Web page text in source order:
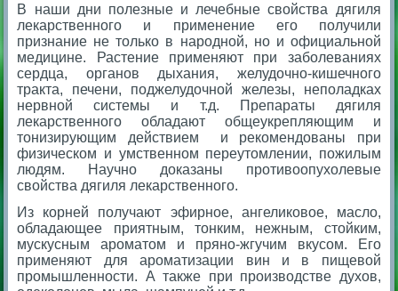
В наши дни полезные и лечебные свойства дягиля
лекарственного и применение его получили
признание не только в народной, но и официальной
медицине. Растение применяют при заболеваниях
сердца, органов дыхания, желудочно-кишечного
тракта, печени, поджелудочной железы, неполадках
нервной системы и т.д. Препараты дягиля
лекарственного обладают общеукрепляющим и
тонизирующим действием и рекомендованы при
физическом и умственном переутомлении, пожилым
людям. Научно доказаны противоопухолевые
свойства дягиля лекарственного.
Из корней получают эфирное, ангеликовое, масло,
обладающее приятным, тонким, нежным, стойким,
мускусным ароматом и пряно-жгучим вкусом. Его
применяют для ароматизации вин и в пищевой
промышленности. А также при производстве духов,